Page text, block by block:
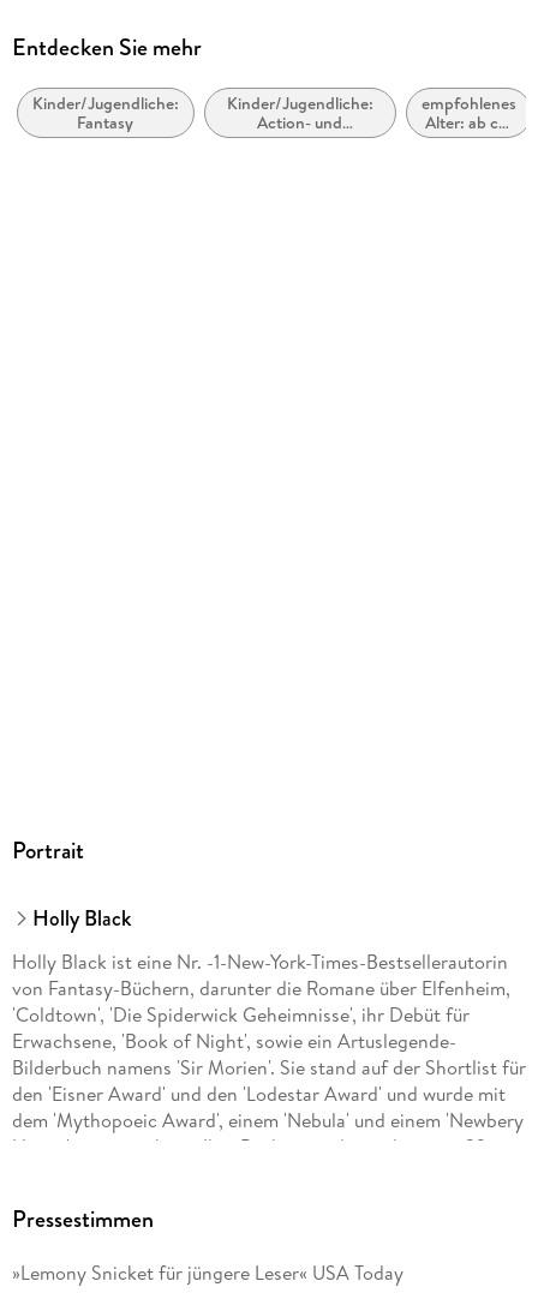
Holly Black
Anne Brauner
Illustrationen
barrierefreiheit@penguinrandomhouse.de
Entdecken Sie mehr
Kinder/Jugendliche:
Fantasy
Kinder/Jugendliche:
Action- und
Abenteuergeschichten
empfohlenes
Alter: ab ca.
8 Jahre
Portrait
Holly Black
Holly Black ist eine Nr. -1-New-York-Times-Bestsellerautorin
von Fantasy-Büchern, darunter die Romane über Elfenheim,
'Coldtown', 'Die Spiderwick Geheimnisse', ihr Debüt für
Erwachsene, 'Book of Night', sowie ein Artuslegende-
Bilderbuch namens 'Sir Morien'. Sie stand auf der Shortlist für
den 'Eisner Award' und den 'Lodestar Award' und wurde mit
dem 'Mythopoeic Award', einem 'Nebula' und einem 'Newbery
Honor' ausgezeichnet. Ihre Bücher wurden weltweit in 32
geheimen Bibliothek. Mehr über die Autorin online unter
Pressestimmen
»Lemony Snicket für jüngere Leser« USA Today